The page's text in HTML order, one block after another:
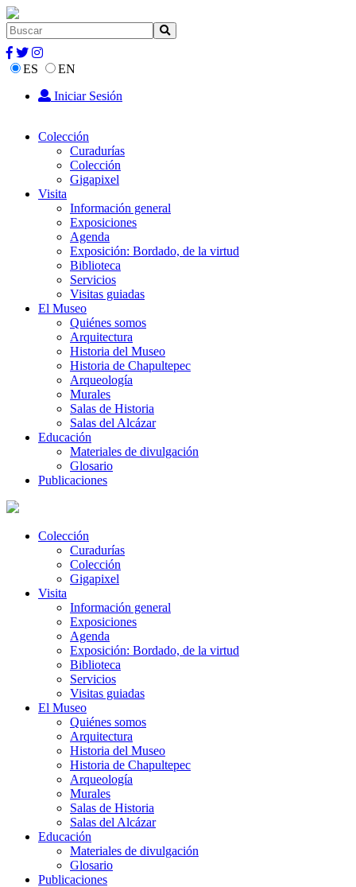
ES
EN
Iniciar Sesión
Colección
Curadurías
Colección
Gigapixel
Visita
Información general
Exposiciones
Agenda
Exposición: Bordado, de la virtud
Biblioteca
Servicios
Visitas guiadas
El Museo
Quiénes somos
Arquitectura
Historia del Museo
Historia de Chapultepec
Arqueología
Murales
Salas de Historia
Salas del Alcázar
Educación
Materiales de divulgación
Glosario
Publicaciones
Colección
Curadurías
Colección
Gigapixel
Visita
Información general
Exposiciones
Agenda
Exposición: Bordado, de la virtud
Biblioteca
Servicios
Visitas guiadas
El Museo
Quiénes somos
Arquitectura
Historia del Museo
Historia de Chapultepec
Arqueología
Murales
Salas de Historia
Salas del Alcázar
Educación
Materiales de divulgación
Glosario
Publicaciones